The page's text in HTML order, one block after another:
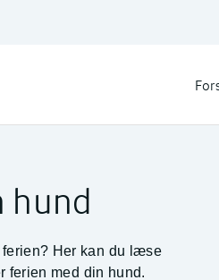
hund
ferien? Her kan du læse
ferien med din hund.